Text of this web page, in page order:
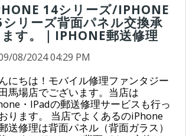
14シリーズ/IPHONE
シリーズ背面パネル交換承
ます。｜IPHONE郵送修理
08/2024 04:29 PM
にちは！モバイル修理ファンタジー
馬場店でございます。当店は
・IPadの郵送修理サービスも行っ
ります。 当店でよくあるのiPhone
送修理は背面パネル（背面ガラス）